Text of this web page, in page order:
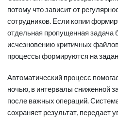
потому что зависит от
сотрудников. Если копии
отдельная пропущенная задача
исчезновению критичных
процессы формируются на
Автоматический процесс
ночью, в интервалы сниженной
после важных операций.
сохраняет результат, передает